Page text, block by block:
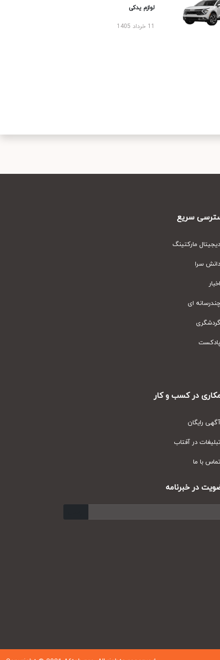
لوازم یدکی
سریع
مارکتینگ
سرا
ای
در کسب و کار
رایگان
در آفتاب
با ما
در خبرنامه